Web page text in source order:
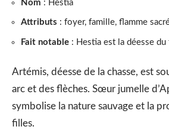
Nom : Hestia
Attributs : foyer, famille, flamme
Fait notable : Hestia est la déesse
Artémis, déesse de la chasse, est
arc et des flèches. Sœur jumelle
symbolise la nature sauvage et la
filles.